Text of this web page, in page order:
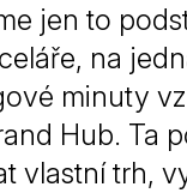
jen to
na
minuty
Hub. Ta
vlastní trh,